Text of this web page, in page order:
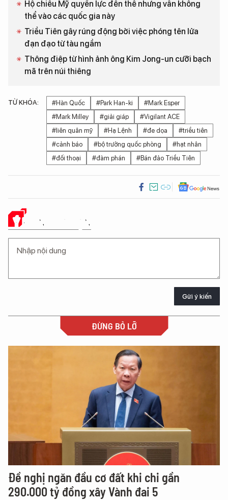
Hộ chiếu Mỹ quyền lực đến thế nhưng vẫn không
thể vào các quốc gia này
Triều Tiên gây rúng động bởi việc phóng tên lửa
đạn đạo từ tàu ngầm
Thông điệp từ hình ảnh ông Kim Jong-un cưỡi bạch
mã trên núi thiêng
TỪ KHÓA: #Hàn Quốc #Park Han-ki
#Mark Esper
#Mark Milley
#giải giáp
#Vigilant ACE
#liên quân mỹ
#Hạ Lệnh #đe dọa
#triều tiên
#cảnh báo
#bộ trưởng quốc phòng
#hạt nhân
#đối thoại
#đàm phán #Bán đảo Triều Tiên
Ý KIẾN CỦA BẠN
Gửi ý kiến
ĐỪNG BỎ LỠ
Đề nghị ngăn đầu cơ đất khi chi gần
290.000 tỷ đồng xây Vành đai 5